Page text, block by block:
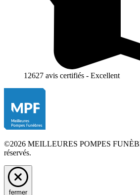
12627 avis certifiés - Excellent
©2026 MEILLEURES POMPES
réservés.
fermer